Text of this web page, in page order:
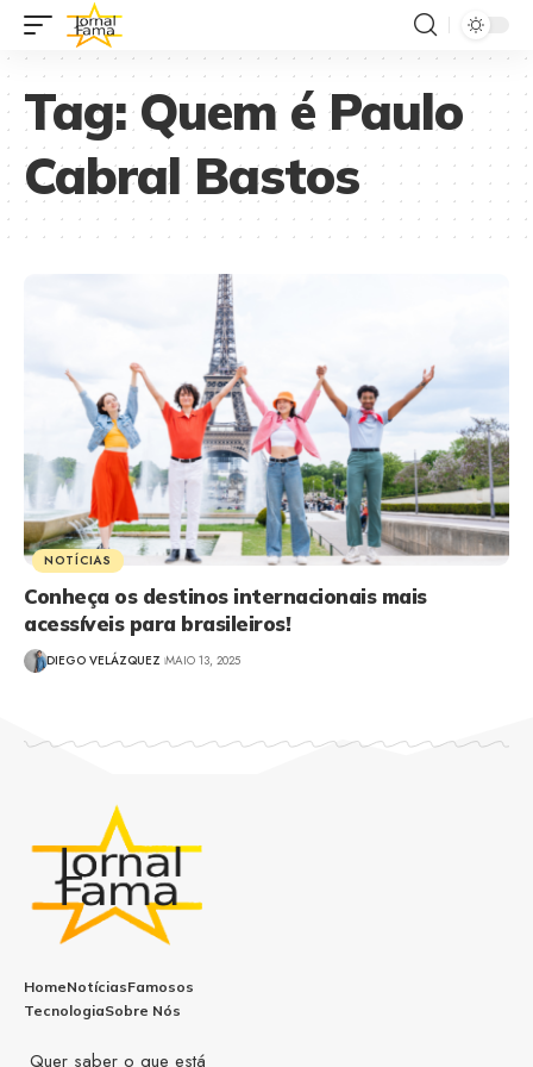
Tag:Quem é Paulo
Cabral Bastos
NOTÍCIAS
Conheça os destinos internacionais mais
acessíveis para brasileiros!
DIEGO VELÁZQUEZ MAIO 13, 2025
HomeNotíciasFamosos
TecnologiaSobre Nós
Quer saber o que está